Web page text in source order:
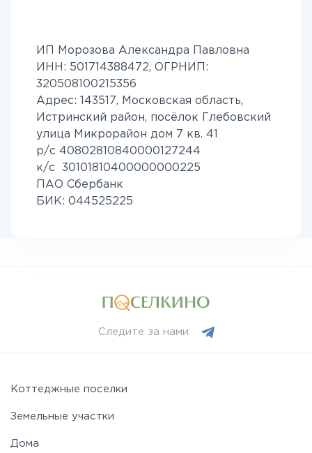
ИП Морозова Александра Павловна
ИНН: 501714388472, ОГРНИП:
320508100215356
Адрес: 143517, Московская область,
Истринский район, посёлок Глебовский
улица Микрорайон дом 7 кв. 41
р/с 40802810840000127244
к/с 30101810400000000225
ПАО Сбербанк
БИК: 044525225
Следите за нами:
Коттеджные поселки
Земельные участки
Дома